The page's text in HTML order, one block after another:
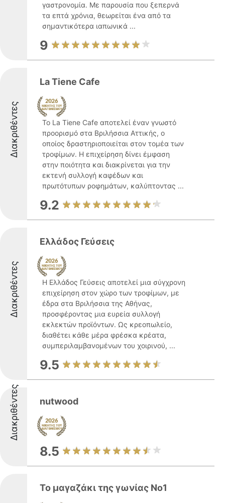
γαστρονομία. Με παρουσία που ξεπερνά
τα επτά χρόνια, θεωρείται ένα από τα
σημαντικότερα ιαπωνικά ...
9
Διακριθέντες
La Tiene Cafe
Το La Tiene Cafe αποτελεί έναν γνωστό
προορισμό στα Βριλήσσια Αττικής, ο
οποίος δραστηριοποιείται στον τομέα των
τροφίμων. Η επιχείρηση δίνει έμφαση
στην ποιότητα και διακρίνεται για την
εκτενή συλλογή καφέδων και
πρωτότυπων ροφημάτων, καλύπτοντας ...
9.2
Διακριθέντες
Ελλάδος Γεύσεις
Η Ελλάδος Γεύσεις αποτελεί μια σύγχρονη
επιχείρηση στον χώρο των τροφίμων, με
έδρα στα Βριλήσσια της Αθήνας,
προσφέροντας μια ευρεία συλλογή
εκλεκτών προϊόντων. Ως κρεοπωλείο,
διαθέτει κάθε μέρα φρέσκα κρέατα,
συμπεριλαμβανομένων του χοιρινού, ...
9.5
Διακριθέντες nutwood
8.5
Το μαγαζάκι της γωνίας No1